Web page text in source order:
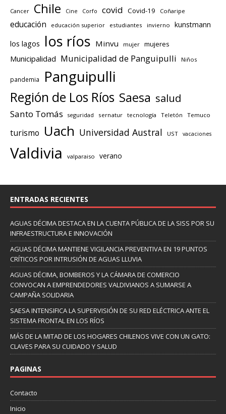
Cancer Chile Cine Corfo covid Covid-19 Coñaripe
educación educación superior estudiantes invierno kunstmann
los lagos los ríos Minvu mujer mujeres
Municipalidad Municipalidad de Panguipulli Niños
pandemia Panguipulli
Región de Los Ríos Saesa salud
Santo Tomás seguridad sernatur tecnología Teletón Temuco
turismo Uach Universidad Austral UST vacaciones
Valdivia valparaiso verano
ENTRADAS RECIENTES
AGUAS DÉCIMA DESTACA EN LA CUENTA PÚBLICA DE LA SISS POR SU
INFRAESTRUCTURA E INNOVACIÓN
AGUAS DÉCIMA MANTIENE VIGILANCIA PREVENTIVA EN 19 PUNTOS
CRÍTICOS POR INTRUSIÓN DE AGUAS LLUVIA
AGUAS DÉCIMA, BOMBEROS Y LA CÁMARA DE COMERCIO
CONVOCAN A EMPRENDEDORES VALDIVIANOS A SUMARSE A
CAMPAÑA SOLIDARIA
SAESA INTENSIFICA LA SUPERVISIÓN DE SU RED ELÉCTRICA ANTE EL
SISTEMA FRONTAL EN LOS RÍOS
MÁS DE LA MITAD DE LOS HOGARES CHILENOS VIVE CON UN GATO:
CLAVES PARA SU CUIDADO Y SALUD
PAGINAS
Contacto
Inicio